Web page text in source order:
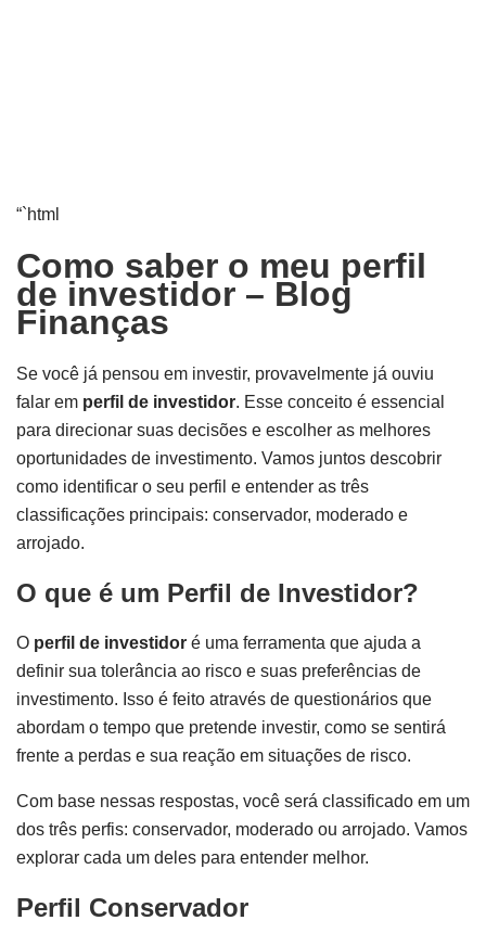
“`html
Como saber o meu perfil
de investidor – Blog
Finanças
Se você já pensou em investir, provavelmente já ouviu
falar em perfil de investidor. Esse conceito é essencial
para direcionar suas decisões e escolher as melhores
oportunidades de investimento. Vamos juntos descobrir
como identificar o seu perfil e entender as três
classificações principais: conservador, moderado e
arrojado.
O que é um Perfil de Investidor?
O perfil de investidor é uma ferramenta que ajuda a
definir sua tolerância ao risco e suas preferências de
investimento. Isso é feito através de questionários que
abordam o tempo que pretende investir, como se sentirá
frente a perdas e sua reação em situações de risco.
Com base nessas respostas, você será classificado em um
dos três perfis: conservador, moderado ou arrojado. Vamos
explorar cada um deles para entender melhor.
Perfil Conservador